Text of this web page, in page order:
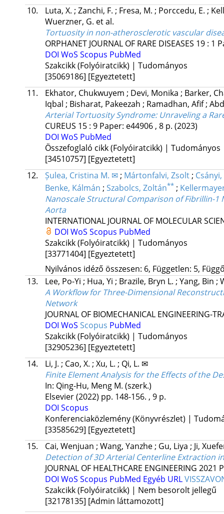
10.
Luta, X. ; Zanchi, F. ; Fresa, M. ; Porccedu, E. ;
Wuerzner, G. et al.
Tortuosity in non-atherosclerotic vascular
ORPHANET JOURNAL OF RARE DISEASES 19: 1
DOI WoS Scopus PubMed
Szakcikk (Folyóiratcikk) | Tudományos
[35069186] [Egyeztetett]
11.
Ekhator, Chukwuyem ; Devi, Monika ; Barker,
Iqbal ; Bisharat, Pakeezah ; Ramadhan, Afif;
Arterial Tortuosity Syndrome: Unraveling a
CUREUS 15: 9 Paper: e44906 , 8 p. (2023)
DOI WoS PubMed
Összefoglaló cikk (Folyóiratcikk) | Tudományos
[34510757] [Egyeztetett]
12.
Șulea, Cristina M. ✉ ; Mártonfalvi, Zsolt ;
Benke, Kálmán ; Szabolcs, Zoltán** ;
Nanoscale Structural Comparison of Fibrillin-
Aorta
INTERNATIONAL JOURNAL OF MOLECULAR
DOI WoS Scopus PubMed
Szakcikk (Folyóiratcikk) | Tudományos
[33771404] [Egyeztetett]
Nyilvános idéző összesen: 6, Független: 5,
13.
Lee, Po-Yi ; Hua, Yi ; Brazile, Bryn L. ; Yang, Bin ;
A Workflow for Three-Dimensional
Network
JOURNAL OF BIOMECHANICAL ENGINEERING-
DOI WoS Scopus PubMed
Szakcikk (Folyóiratcikk) | Tudományos
[32905236] [Egyeztetett]
14.
Li, J. ; Cao, X. ; Xu, L. ; Qi, L. ✉
Finite Element Analysis for the Effects of the
In: Qing-Hu, Meng M. (szerk.)
Elsevier(2022) pp. 148-156. , 9 p.
DOI Scopus
Konferenciaközlemény (Könyvrészlet) |
[33585629] [Egyeztetett]
15.
Cai, Wenjuan ; Wang, Yanzhe ; Gu, Liya ; Ji,
Detection of 3D Arterial Centerline Extraction
JOURNAL OF HEALTHCARE ENGINEERING 2021
DOI WoS Scopus PubMed Egyéb URL
Szakcikk (Folyóiratcikk) | Nem besorolt jellegű
[32178135] [Admin láttamozott]